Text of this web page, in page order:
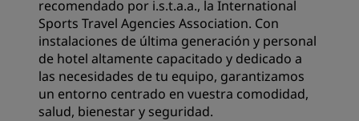
recomendado por i.s.t.a.a., la International
Sports Travel Agencies Association. Con
instalaciones de última generación y personal
de hotel altamente capacitado y dedicado a
las necesidades de tu equipo, garantizamos
un entorno centrado en vuestra comodidad,
salud, bienestar y seguridad.